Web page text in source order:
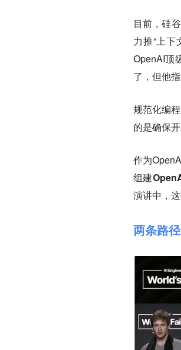
目前，硅
力推“上下
OpenAI顶
了 ，但他
规范化编
的是确保
作为
组建
演讲中，
两条路